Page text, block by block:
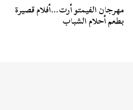
مهرجان الفيمتو أرت…أفلام قصيرة
بطعم أحلام الشباب